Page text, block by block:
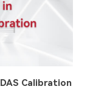
Calibration